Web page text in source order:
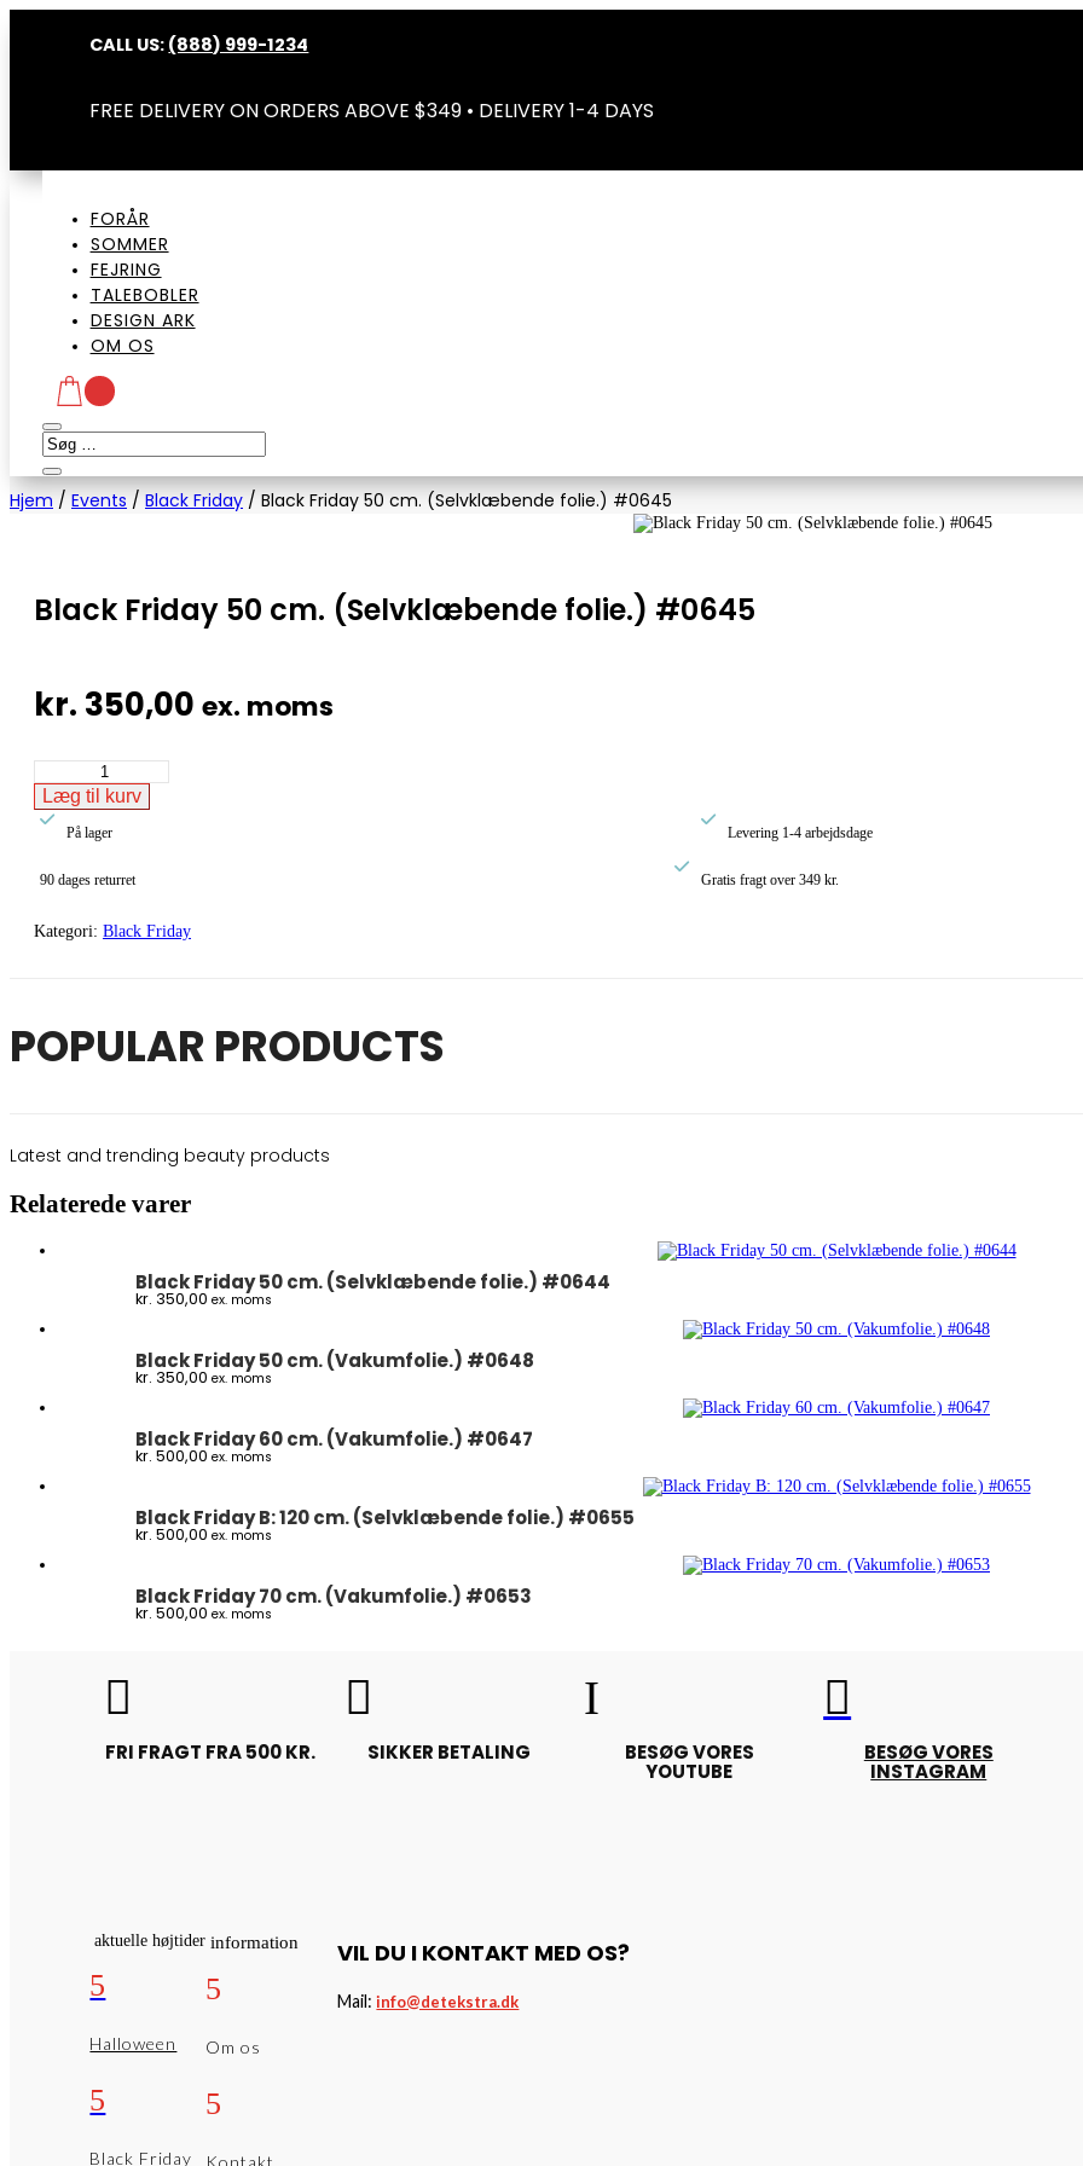
CALL US: (888) 999-1234
FREE DELIVERY ON ORDERS ABOVE $349 • DELIVERY 1-4 DAYS
FORÅR
SOMMER
FEJRING
TALEBOBLER
DESIGN ARK
OM OS
Hjem / Events / Black Friday / Black Friday 50 cm. (Selvklæbende folie.) #0645
Black Friday 50 cm. (Selvklæbende folie.) #0645
kr. 350,00 ex. moms
Friday
50
cm.
(Selvklæbende
#0645
Læg til kurv

På lager

Levering 1-4 arbejdsdage
90 dages returret

Gratis fragt over 349 kr.
Kategori: Black Friday
POPULAR PRODUCTS
Latest and trending beauty products
Relaterede varer
Black Friday 50 cm. (Selvklæbende folie.) #0644
kr. 350,00 ex. moms
Black Friday 50 cm. (Vakumfolie.) #0648
kr. 350,00 ex. moms
Black Friday 60 cm. (Vakumfolie.) #0647
kr. 500,00 ex. moms
Black Friday B: 120 cm. (Selvklæbende folie.) #0655
kr. 500,00 ex. moms
Black Friday 70 cm. (Vakumfolie.) #0653
kr. 500,00 ex. moms

FRI FRAGT FRA 500 KR.

SIKKER BETALING
I
BESØG VORES
YOUTUBE

BESØG VORES
INSTAGRAM
aktuelle højtider
5
Halloween
5
Black Friday
information
5
Om os
5
Kontakt
VIL DU I KONTAKT MED OS?
Mail:info@detekstra.dk